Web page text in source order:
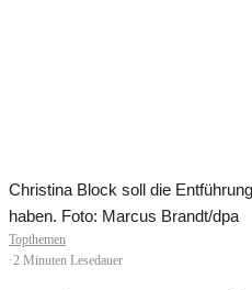
Christina Block soll die
haben. Foto: Marcus Brandt/dpa
Topthemen
·2 Minuten Lesedauer